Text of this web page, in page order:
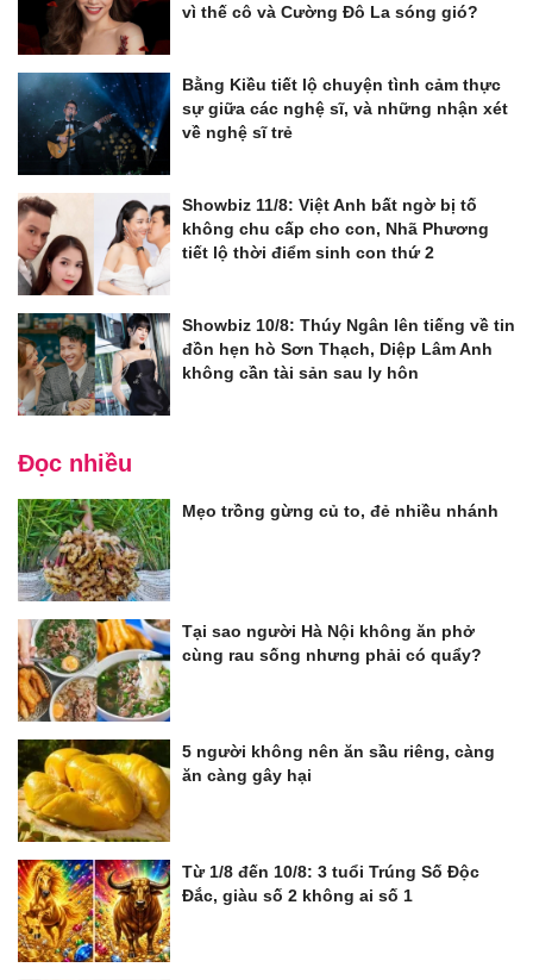
vì thế cô và Cường Đô La sóng gió?
Bằng Kiều tiết lộ chuyện tình cảm thực
sự giữa các nghệ sĩ, và những nhận xét
về nghệ sĩ trẻ
Showbiz 11/8: Việt Anh bất ngờ bị tố
không chu cấp cho con, Nhã Phương
tiết lộ thời điểm sinh con thứ 2
Showbiz 10/8: Thúy Ngân lên tiếng về tin
đồn hẹn hò Sơn Thạch, Diệp Lâm Anh
không cần tài sản sau ly hôn
Đọc nhiều
Mẹo trồng gừng củ to, đẻ nhiều nhánh
Tại sao người Hà Nội không ăn phở
cùng rau sống nhưng phải có quẩy?
5 người không nên ăn sầu riêng, càng
ăn càng gây hại
Từ 1/8 đến 10/8: 3 tuổi Trúng Số Độc
Đắc, giàu số 2 không ai số 1